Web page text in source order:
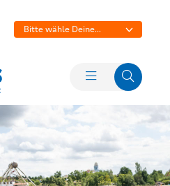
Bitte wähle Deine